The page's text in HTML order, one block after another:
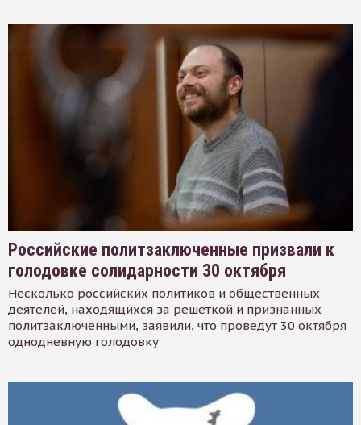
Российские политзаключенные призвали к
голодовке солидарности 30 октября
Несколько российских политиков и общественных
деятелей, находящихся за решеткой и признанных
политзаключенными, заявили, что проведут 30 октября
однодневную голодовку